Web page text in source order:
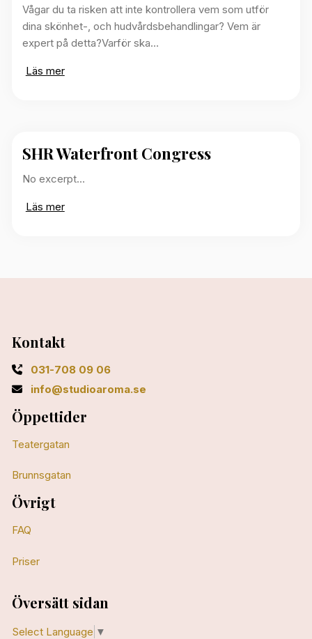
Vågar du ta risken att inte kontrollera vem som utför
dina skönhet-, och hudvårdsbehandlingar? Vem är
expert på detta?Varför ska…
Läs mer
SHR Waterfront Congress
No excerpt…
Läs mer
Kontakt
031-708 09 06
info@studioaroma.se
Öppettider
Teatergatan
Brunnsgatan
Övrigt
FAQ
Priser
Översätt sidan
Select Language ▼